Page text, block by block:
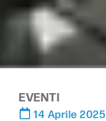
EVENTI
14 Aprile 2025